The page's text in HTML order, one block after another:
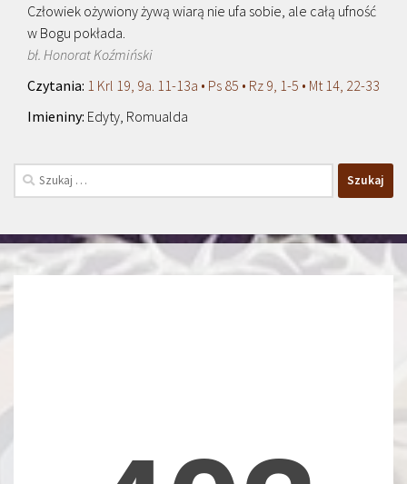
Człowiek ożywiony żywą wiarą nie ufa sobie, ale całą ufność
w Bogu pokłada.
bł. Honorat Koźmiński
1 Krl 19, 9a. 11-13a • Ps 85 • Rz 9, 1-5 • Mt 14, 22-33
Edyty, Romualda
Szukaj: